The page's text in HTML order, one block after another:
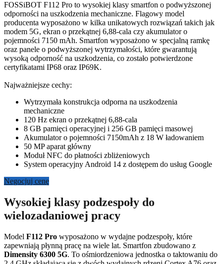
FOSSiBOT F112 Pro to wysokiej klasy smartfon o podwyższonej
odporności na uszkodzenia mechaniczne. Flagowy model
producenta wyposażono w kilka unikatowych rozwiązań takich jak
modem 5G, ekran o przekątnej 6,88-cala czy akumulator o
pojemności 7150 mAh. Smartfon wyposażono w specjalną ramkę
oraz panele o podwyższonej wytrzymałości, które gwarantują
wysoką odporność na uszkodzenia, co zostało potwierdzone
certyfikatami IP68 oraz IP69K.
Najważniejsze cechy:
Wytrzymała konstrukcja odporna na uszkodzenia
mechaniczne
120 Hz ekran o przekątnej 6,88-cala
8 GB pamięci operacyjnej i 256 GB pamięci masowej
Akumulator o pojemności 7150mAh z 18 W ładowaniem
50 MP aparat główny
Moduł NFC do płatności zbliżeniowych
System operacyjny Android 14 z dostępem do usług Google
Negocjuj cenę
Wysokiej klasy podzespoły do
wielozadaniowej pracy
Model F112 Pro wyposażono w wydajne podzespoły, które
zapewniają płynną pracę na wiele lat. Smartfon zbudowano z
Dimensity 6300 5G. To ośmiordzeniowa jednostka o taktowaniu do